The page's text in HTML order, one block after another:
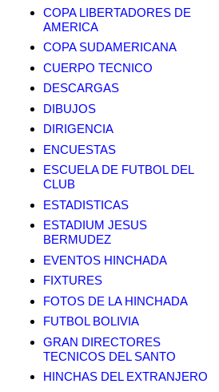
COPA LIBERTADORES DE
AMERICA
COPA SUDAMERICANA
CUERPO TECNICO
DESCARGAS
DIBUJOS
DIRIGENCIA
ENCUESTAS
ESCUELA DE FUTBOL DEL
CLUB
ESTADISTICAS
ESTADIUM JESUS
BERMUDEZ
EVENTOS HINCHADA
FIXTURES
FOTOS DE LA HINCHADA
FUTBOL BOLIVIA
GRAN DIRECTORES
TECNICOS DEL SANTO
HINCHAS DEL EXTRANJERO